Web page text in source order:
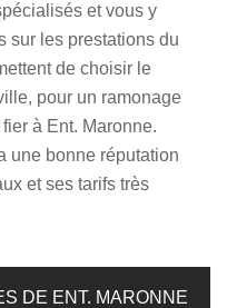
et vous y
sur les prestations du
de choisir le
pour un ramonage
à Ent. Maronne.
une bonne réputation
et ses tarifs très
DE ENT. MARONNE